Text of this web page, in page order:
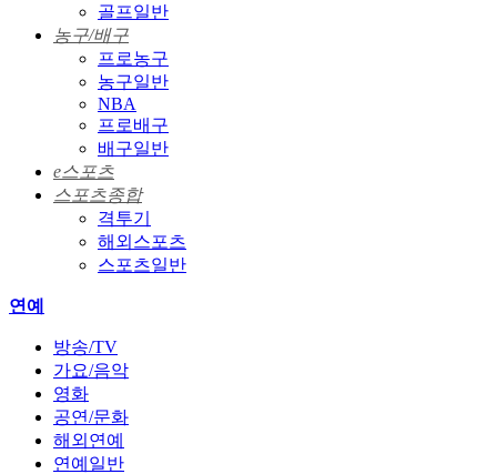
골프일반
농구/배구
프로농구
농구일반
NBA
프로배구
배구일반
e스포츠
스포츠종합
격투기
해외스포츠
스포츠일반
연예
방송/TV
가요/음악
영화
공연/문화
해외연예
연예일반